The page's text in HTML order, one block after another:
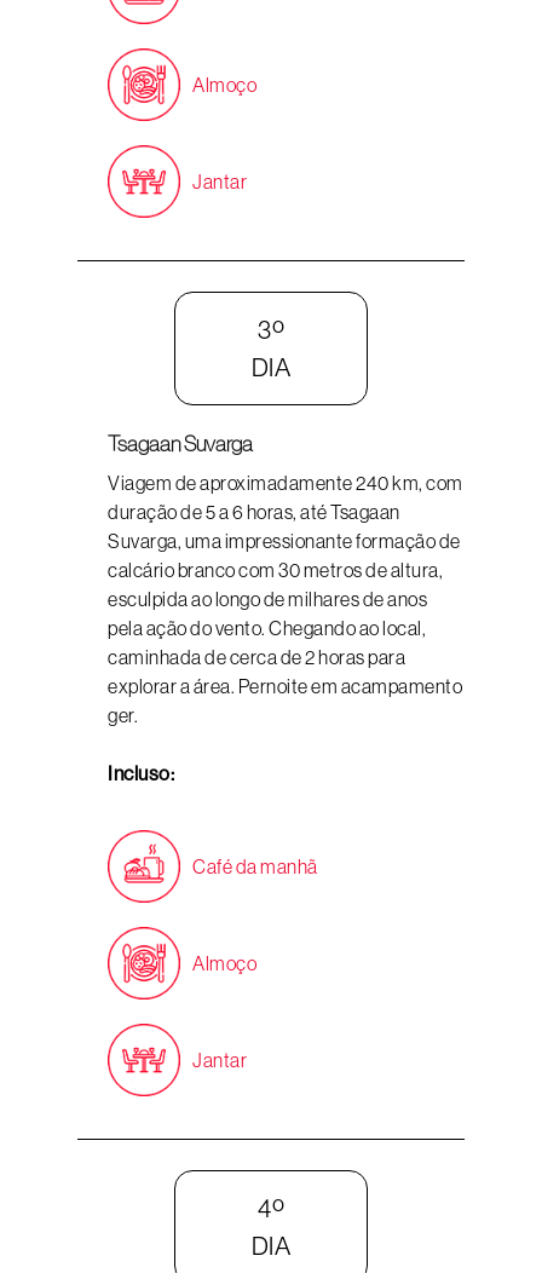
Almoço
Jantar
3º
DIA
Tsagaan Suvarga
Viagem de aproximadamente 240 km, com
duração de 5 a 6 horas, até Tsagaan
Suvarga, uma impressionante formação de
calcário branco com 30 metros de altura,
esculpida ao longo de milhares de anos
pela ação do vento. Chegando ao local,
caminhada de cerca de 2 horas para
explorar a área. Pernoite em acampamento
ger.
Incluso:
Café da manhã
Almoço
Jantar
4º
DIA